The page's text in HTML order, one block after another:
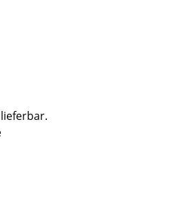
ist zurzeit nicht verfügbar.)